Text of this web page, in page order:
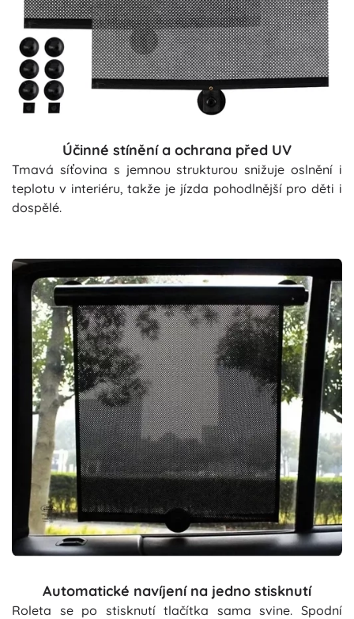
Účinné stínění a ochrana před UV
Tmavá síťovina s jemnou strukturou snižuje oslnění i
teplotu v interiéru, takže je jízda pohodlnější pro děti i
dospělé.
Automatické navíjení na jedno stisknutí
Roleta se po stisknutí tlačítka sama svine. Spodní